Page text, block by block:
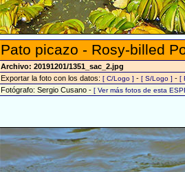
Pato picazo - Rosy-billed
Archivo: 20191201/1351_sac_2.jpg
Exportar la foto con los datos: [ C/Logo ] - [ S/Logo ] - [
Fotógrafo: Sergio Cusano - [ Ver más fotos de esta